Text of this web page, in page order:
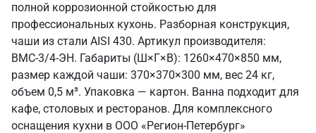
полной коррозионной стойкостью для
профессиональных кухонь. Разборная конструкция,
чаши из стали AISI 430. Артикул производителя:
ВМС-3/4-ЭН. Габариты (Ш×Г×В): 1260×470×850 мм,
размер каждой чаши: 370×370×300 мм, вес 24 кг,
объем 0,5 м³. Упаковка — картон. Ванна подходит для
кафе, столовых и ресторанов. Для комплексного
оснащения кухни в ООО «Регион-Петербург»